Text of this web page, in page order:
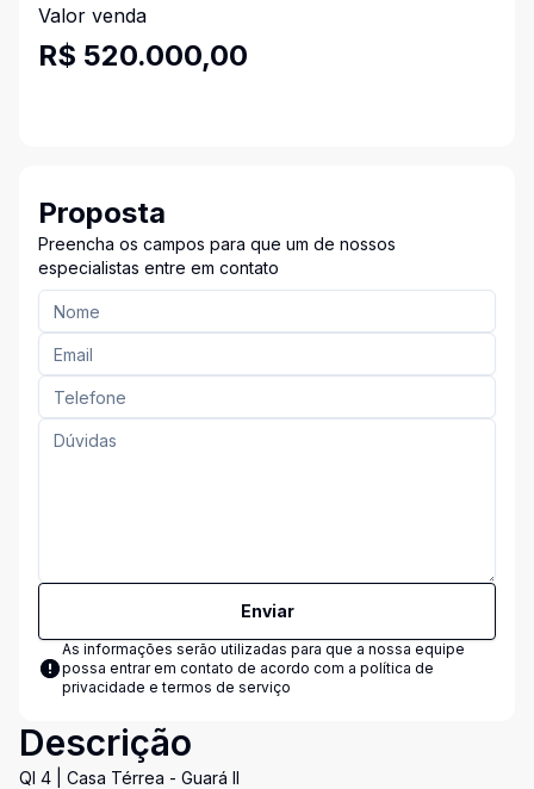
Valor venda
R$ 520.000,00
Proposta
Preencha os campos para que um de nossos
especialistas entre em contato
Enviar
As informações serão utilizadas para que a nossa equipe
possa entrar em contato de acordo com a política de
privacidade e termos de serviço
Descrição
QI 4 | Casa Térrea - Guará II